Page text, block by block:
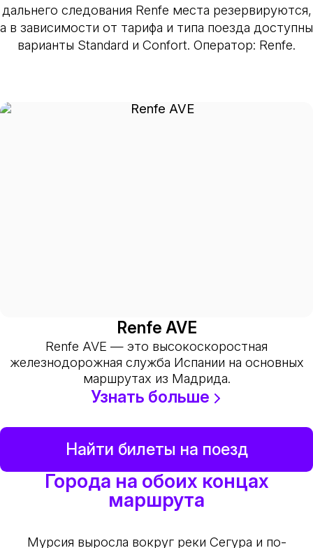
дальнего следования Renfe места резервируются,
а в зависимости от тарифа и типа поезда доступны
варианты Standard и Confort. Оператор: Renfe.
Renfe AVE
Renfe AVE — это высокоскоростная
железнодорожная служба Испании на основных
маршрутах из Мадрида.
Узнать больше
Найти билеты на поезд
Города на обоих концах
маршрута
Мурсия выросла вокруг реки Сегура и по-